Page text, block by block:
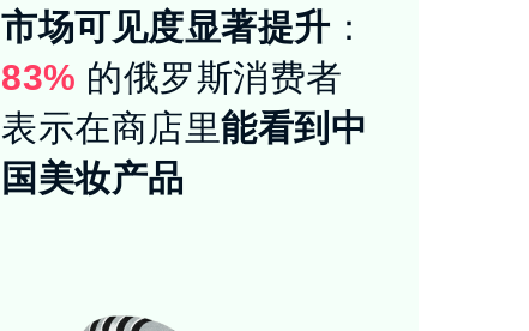
市场可见度显著提升 ：
83% 的俄罗斯消费者
表示在商店里能看到中
国美妆产品